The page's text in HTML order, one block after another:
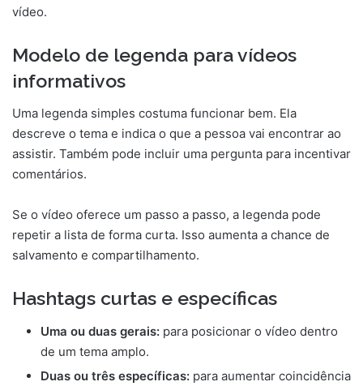
vídeo.
Modelo de legenda para vídeos
informativos
Uma legenda simples costuma funcionar bem. Ela
descreve o tema e indica o que a pessoa vai encontrar ao
assistir. Também pode incluir uma pergunta para incentivar
comentários.
Se o vídeo oferece um passo a passo, a legenda pode
repetir a lista de forma curta. Isso aumenta a chance de
salvamento e compartilhamento.
Hashtags curtas e específicas
Uma ou duas gerais: para posicionar o vídeo dentro
de um tema amplo.
Duas ou três específicas: para aumentar coincidência